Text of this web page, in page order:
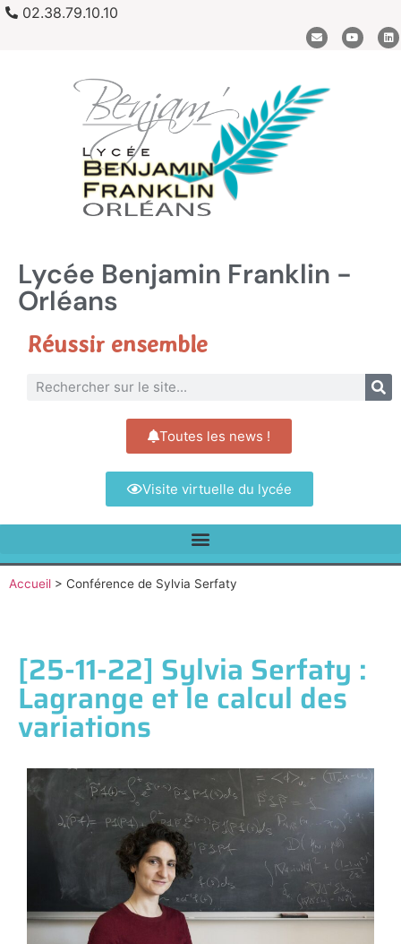
02.38.79.10.10
Lycée Benjamin Franklin -
Orléans
Réussir ensemble
Toutes les news !
Visite virtuelle du lycée
Accueil > Conférence de Sylvia Serfaty
[25-11-22] Sylvia Serfaty :
Lagrange et le calcul des
variations